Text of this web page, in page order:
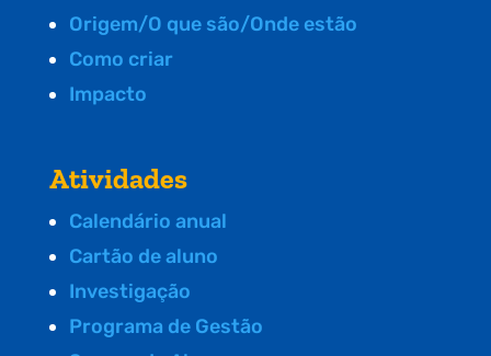
Origem/O que são/Onde estão
Como criar
Impacto
Atividades
Calendário anual
Cartão de aluno
Investigação
Programa de Gestão